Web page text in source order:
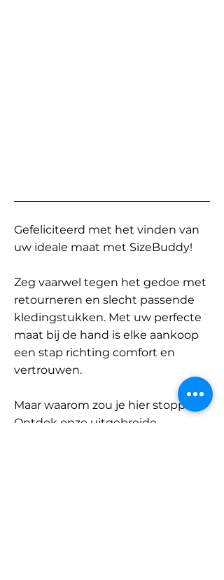
Gefeliciteerd met het vinden van
uw ideale maat met SizeBuddy!
Zeg vaarwel tegen het gedoe met
retourneren en slecht passende
kledingstukken. Met uw perfecte
maat bij de hand is elke aankoop
een stap richting comfort en
vertrouwen.
Maar waarom zou je hier stoppen?
Ontdek onze uitgebreide